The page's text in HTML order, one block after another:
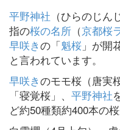
平野神社 （ひらのじ
指の桜の名所 （京都桜
早咲きの「魁桜 」が開
と言われています。
早咲きのモモ桜（唐実
「寝覚桜」、 平野神社
ど約50種類約400本の